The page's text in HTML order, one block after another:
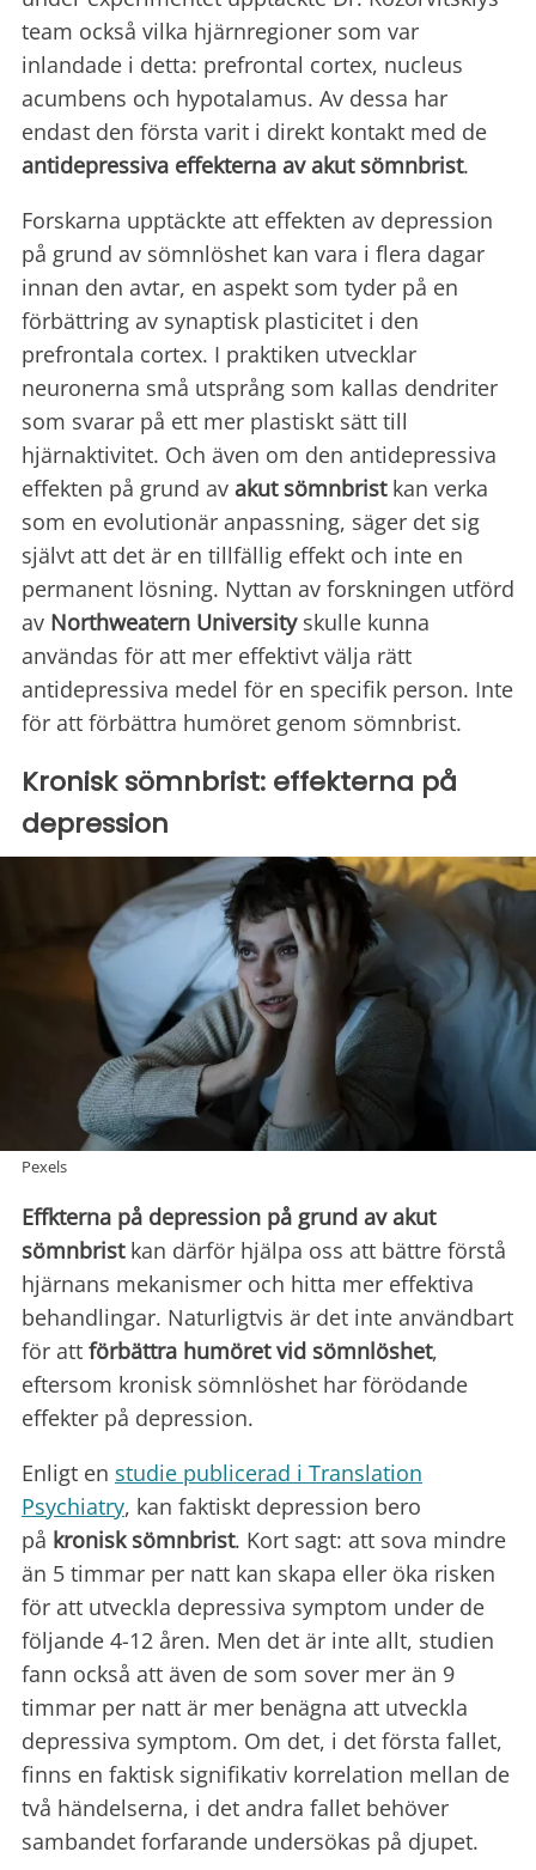
team också vilka hjärnregioner som var
inlandade i detta: prefrontal cortex, nucleus
acumbens och hypotalamus. Av dessa har
endast den första varit i direkt kontakt med de
antidepressiva effekterna av akut sömnbrist.
Forskarna upptäckte att effekten av depression
på grund av sömnlöshet kan vara i flera dagar
innan den avtar, en aspekt som tyder på en
förbättring av synaptisk plasticitet i den
prefrontala cortex. I praktiken utvecklar
neuronerna små utsprång som kallas dendriter
som svarar på ett mer plastiskt sätt till
hjärnaktivitet. Och även om den antidepressiva
effekten på grund av akut sömnbristkan verka
som en evolutionär anpassning, säger det sig
självt att det är en tillfällig effekt och inte en
permanent lösning. Nyttan av forskningen utförd
av Northweatern Universityskulle kunna
användas för att mer effektivt välja rätt
antidepressiva medel för en specifik person. Inte
för att förbättra humöret genom sömnbrist.
Kronisk sömnbrist: effekterna på
depression
Pexels
Effkterna på depression på grund av akut
sömnbristkan därför hjälpa oss att bättre förstå
hjärnans mekanismer och hitta mer effektiva
behandlingar. Naturligtvis är det inte användbart
för att förbättra humöret vid sömnlöshet,
eftersom kronisk sömnlöshet har förödande
effekter på depression.
Enligt en studie publicerad i Translation
Psychiatry, kan faktiskt depression bero
på kronisk sömnbrist. Kort sagt: att sova mindre
än 5 timmar per natt kan skapa eller öka risken
för att utveckla depressiva symptom under de
följande 4-12 åren. Men det är inte allt, studien
fann också att även de som sover mer än 9
timmar per natt är mer benägna att utveckla
depressiva symptom. Om det, i det första fallet,
finns en faktisk signifikativ korrelation mellan de
två händelserna, i det andra fallet behöver
sambandet forfarande undersökas på djupet.